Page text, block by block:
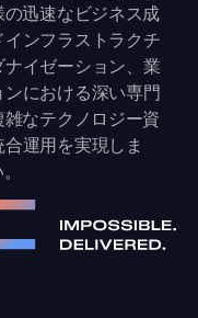
迅速なビジネス成
ンフラストラクチ
イゼーション、業
における深い専門
なテクノロジー資
運用を実現しま